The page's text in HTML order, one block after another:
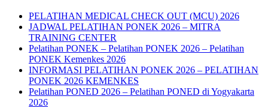
PELATIHAN MEDICAL CHECK OUT (MCU) 2026
JADWAL PELATIHAN PONEK 2026 – MITRA
TRAINING CENTER
Pelatihan PONEK – Pelatihan PONEK 2026 – Pelatihan
PONEK Kemenkes 2026
INFORMASI PELATIHAN PONEK 2026 – PELATIHAN
PONEK 2026 KEMENKES
Pelatihan PONED 2026 – Pelatihan PONED di Yogyakarta
2026